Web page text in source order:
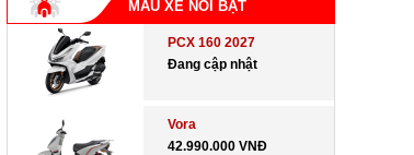
MẪU XE NỔI BẬT
PCX 160 2027
Đang cập nhật
Vora
42.990.000 VNĐ